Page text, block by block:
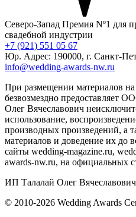
Северо-Запад Премия Nº1 для
свадебной индустрии
+7 (921) 551 05 67
Юр. Адрес: 190000, г. Санкт-
info@wedding-awards-nw.ru
При размещении материалов на
безвозмездно
Олег Вячеславович
использование,
производных произведений, а
материалов и доведение их до
сайты wedding-magazine.ru,
awards-nw.ru, на официальных
ИП Талалай Олег
© 2010-2026 Wedding Awards